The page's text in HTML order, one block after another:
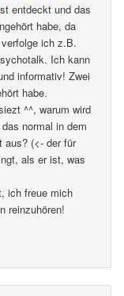
entdeckt und das
habe, da
ich z.B.
Ich kann
informativ! Zwei
habe.
^^, warum wird
normal in dem
aus? (<- der für
als er ist, was
ich freue mich
reinzuhören!